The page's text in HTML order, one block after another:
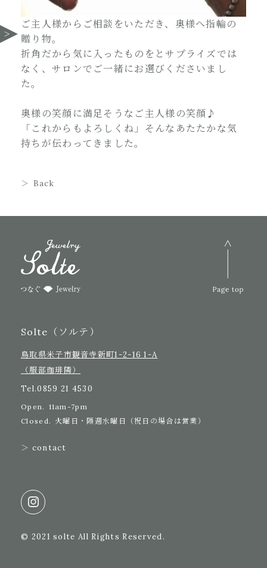
ご主人様からご相談をいただき、奥様へ指輪の
贈り物。
折角だから気に入ったものをとサプライズでは
なく、サロンでご一緒にお選びくださいまし
た。
奥様の笑顔に満足そうなご主人様の笑顔♪
「これからもよろしくね」そんなあたたかな気
持ちが伝わってきました。
Back
Solte（ソルテ）
鳥取県米子市観音寺新町1-2-16 1-A
（服部珈琲隣）
Tel.0859 21 4530
Open. 11am-7pm
Closed. 火曜日・隔週水曜日（祝日の場合は営業）
＞ contact
© 2021 solte All Rights Reserved.